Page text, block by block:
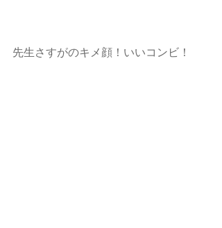
先生さすがのキメ顔！いいコンビ！